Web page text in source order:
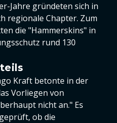
Jahre gründeten sich in
regionale Chapter. Zum
die "Hammerskins" in
rund 130
Kraft betonte in der
Vorliegen von
nicht an." Es
ob die